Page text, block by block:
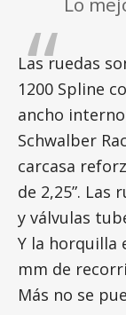
Las ruedas
1200 Spline
ancho
Schwalber
carcasa
de 2,25”. Las
y válvulas
Y la horquilla
mm de
Más no se